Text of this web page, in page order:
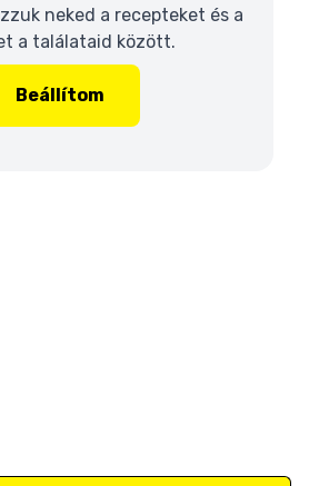
neked a recepteket és a
a találataid között.
Beállítom